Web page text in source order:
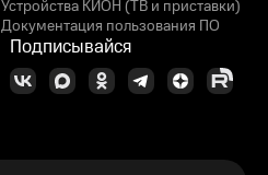
Устройства КИОН (ТВ и приставки)
Документация пользования ПО
Подписывайся